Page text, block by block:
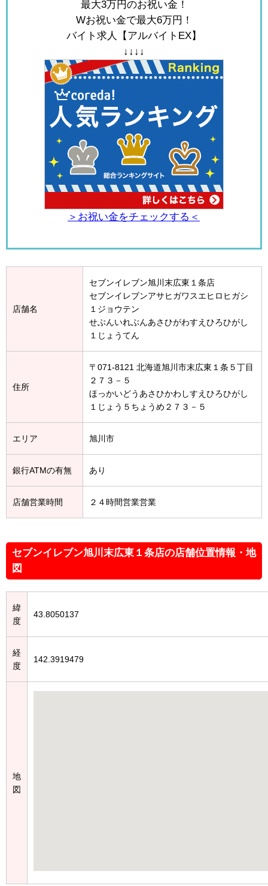
最大3万円のお祝い金！
Wお祝い金で最大6万円！
バイト求人【アルバイトEX】
↓↓↓↓
＞お祝い金をチェックする＜
店舗名
セブンイレブン旭川末広東１条店
セブンイレブンアサヒガワスエヒロヒガシ
１ジョウテン
せぶんいれぶんあさひがわすえひろひがし
１じょうてん
住所
〒071-8121 北海道旭川市末広東１条５丁目
２７３－５
ほっかいどうあさひかわしすえひろひがし
１じょう５ちょうめ２７３－５
エリア 旭川市
銀行ATMの有無 あり
店舗営業時間 ２４時間営業営業
セブンイレブン旭川末広東１条店の店舗位置情報・地
図
緯
度
43.8050137
経
度
142.3919479
地
図